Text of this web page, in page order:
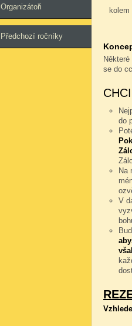
Organizátoři
Předchozí ročníky
kolem
se do
do
Na
V